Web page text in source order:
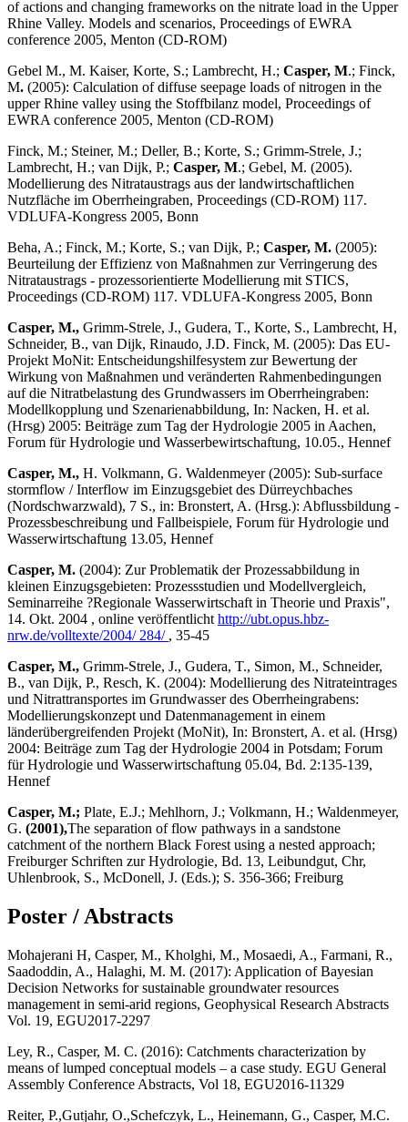
of actions and changing frameworks on the nitrate load in the Upper
Rhine Valley. Models and scenarios, Proceedings of EWRA
conference 2005, Menton (CD-ROM)
Gebel M., M. Kaiser, Korte, S.; Lambrecht, H.; Casper, M.; Finck,
M. (2005): Calculation of diffuse seepage loads of nitrogen in the
upper Rhine valley using the Stoffbilanz model, Pro­ceedings of
EWRA conference 2005, Menton (CD-ROM)
Finck, M.; Steiner, M.; Deller, B.; Korte, S.; Grimm-Strele, J.;
Lambrecht, H.; van Dijk, P.; Casper, M.; Gebel, M. (2005).
Modellierung des Nitrataustrags aus der landwirtschaftlichen
Nutzfläche im Oberrheingraben, Proceedings (CD-ROM) 117.
VDLUFA-Kongress 2005, Bonn
Beha, A.; Finck, M.; Korte, S.; van Dijk, P.; Casper, M. (2005):
Beurteilung der Effizienz von Maßnahmen zur Verringerung des
Nitrataustrags - prozessorientierte Modellierung mit STICS,
Proceedings (CD-ROM) 117. VDLUFA-Kongress 2005, Bonn
Casper, M., Grimm-Strele, J., Gudera, T., Korte, S., Lambrecht, H,
Schneider, B., van Dijk, Rinaudo, J.D. Finck, M. (2005): Das EU-
Projekt MoNit: Entscheidungshilfesystem zur Bewertung der
Wirkung von Maßnahmen und veränderten Rahmenbedingungen
auf die Nitratbelastung des Grundwassers im Ober­rheingraben:
Modellkopplung und Szenarien­abbildung, In: Nacken, H. et al.
(Hrsg) 2005: Beiträge zum Tag der Hydrologie 2005 in Aachen,
Forum für Hydrologie und Wasserbewirtschaftung, 10.05., Hennef
Casper, M., H. Volkmann, G. Waldenmeyer (2005): Sub-surface
stormflow / Interflow im Einzugsgebiet des Dürreychbaches
(Nordschwarzwald), 7 S., in: Bronstert, A. (Hrsg.): Abflussbildung -
Prozessbeschreibung und Fallbeispiele, Forum für Hydrologie und
Wasserwirtschaftung 13.05, Hennef
Casper, M. (2004): Zur Problematik der Prozessabbildung in
kleinen Einzugsgebieten: Prozessstudien und Modell­ver­gleich,
Seminarreihe ?Regionale Wasserwirtschaft in Theorie und Praxis",
14. Okt. 2004 , online veröffentlichthttp://ubt.opus.hbz-
nrw.de/volltexte/2004/ 284/ , 35-45
Casper, M., Grimm-Strele, J., Gudera, T., Simon, M., Schneider,
B., van Dijk, P., Resch, K. (2004): Modellierung des Nitrateintrages
und Nitrattransportes im Grundwasser des Oberrheingrabens:
Model­lierungs­konzept und Datenmanagement in einem
länderübergreifenden Projekt (MoNit), In: Bronstert, A. et al. (Hrsg)
2004: Beiträge zum Tag der Hydrologie 2004 in Potsdam; Forum
für Hydrologie und Wasserwirtschaftung 05.04, Bd. 2:135-139,
Hennef
Casper, M.; Plate, E.J.; Mehlhorn, J.; Volkmann, H.; Waldenmeyer,
G. (2001),The separation of flow pathways in a sandstone
catchment of the northern Black Forest using a nested approach;
Freiburger Schriften zur Hydrologie, Bd. 13, Leibundgut, Chr,
Uhlenbrook, S., McDonell, J. (Eds.); S. 356-366; Freiburg
Poster / Abstracts
Mohajerani H, Casper, M., Kholghi, M., Mosaedi, A., Farmani, R.,
Saadoddin, A., Halaghi, M. M. (2017): Application of Bayesian
Decision Networks for sustainable groundwater resources
management in semi-arid regions, Geophysical Research Abstracts
Vol. 19, EGU2017-2297
Ley, R., Casper, M. C. (2016): Catchments characterization by
means of lumped conceptual models – a case study. EGU General
Assembly Conference Abstracts, Vol 18, EGU2016-11329
Reiter, P.,Gutjahr, O.,Schefczyk, L., Heinemann, G., Casper, M.C.